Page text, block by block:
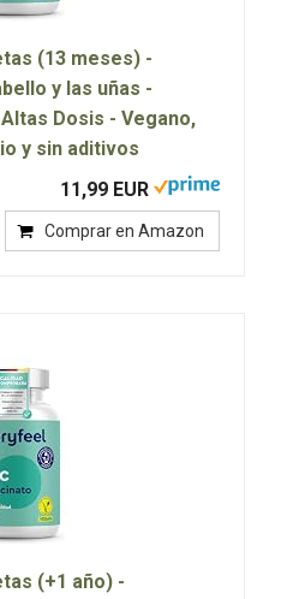
(13 meses) -
y las uñas -
Dosis - Vegano,
y sin aditivos
11,99 EUR
Comprar en Amazon
(+1 año) -